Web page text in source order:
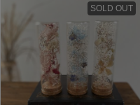
SOLD OUT